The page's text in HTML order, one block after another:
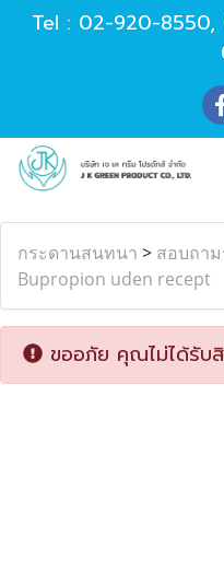
Tel : 02-920-8550,
กระดานสนทนา > สอบถาม
Bupropion uden recept
ขออภัย คุณไม่ได้รับสิ